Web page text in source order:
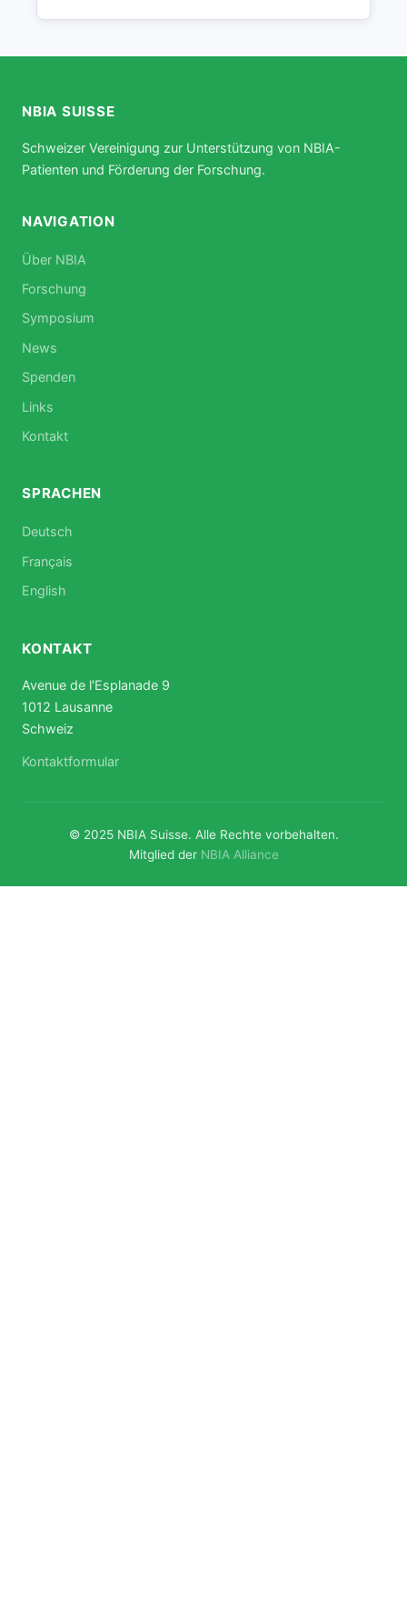
NBIA SUISSE
Schweizer Vereinigung zur Unterstützung von NBIA-
Patienten und Förderung der Forschung.
NAVIGATION
Über NBIA
Forschung
Symposium
News
Spenden
Links
Kontakt
SPRACHEN
Deutsch
Français
English
KONTAKT
Avenue de l'Esplanade 9
1012 Lausanne
Schweiz
Kontaktformular
© 2025 NBIA Suisse. Alle Rechte vorbehalten.
Mitglied der NBIA Alliance